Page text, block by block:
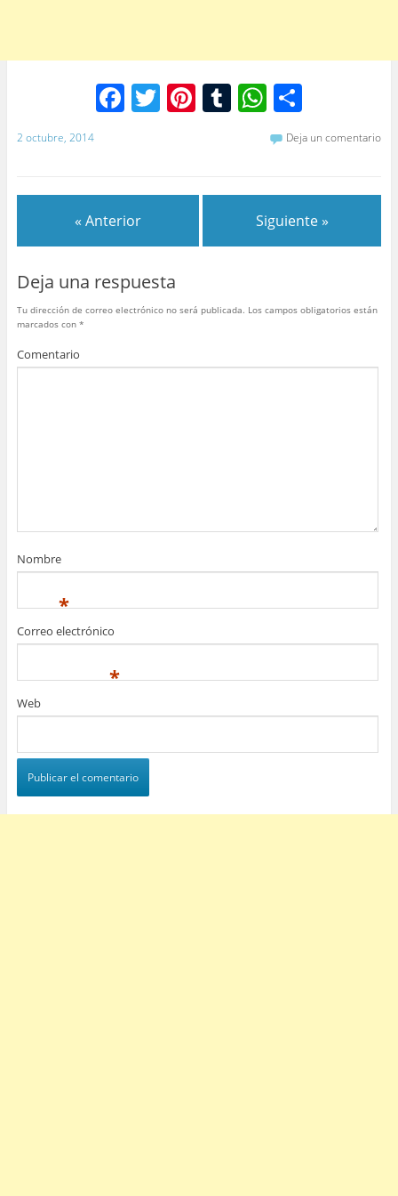
F
b
o
o
k
T Pi T W
h
at
A
p
o
m
ar
tir
2 octubre, 2014 Deja un comentario
« Anterior Siguiente »
Deja una respuesta
Tu dirección de correo electrónico no será publicada. Los campos obligatorios están
marcados con *
Comentario
Nombre
*
Correo electrónico
*
Web